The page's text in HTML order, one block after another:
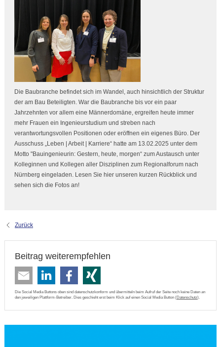
Die Baubranche befindet sich im Wandel, auch hinsichtlich der Struktur
der am Bau Beteiligten. War die Baubranche bis vor ein paar
Jahrzehnten vor allem eine Männerdomäne, ergreifen heute immer
mehr Frauen ein Ingenieurstudium und streben nach
verantwortungsvollen Positionen oder eröffnen ein eigenes Büro. Der
Ausschuss „Leben | Arbeit | Karriere“ hatte am 13.02.2025 unter dem
Motto "Bauingenieurin: Gestern, heute, morgen“ zum Austausch unter
Kolleginnen und Kollegen aller Disziplinen zum Regionalforum nach
Nürnberg eingeladen. Lesen Sie hier unseren kurzen Rückblick und
sehen sich die Fotos an!
Zurück
Beitrag weiterempfehlen
Die Social Media Buttons oben sind datenschutzkonform und übermitteln beim Aufruf der Seite noch keine Daten an
den jeweiligen Plattform-Betreiber. Dies geschieht erst beim Klick auf einen Social Media Button (Datenschutz).